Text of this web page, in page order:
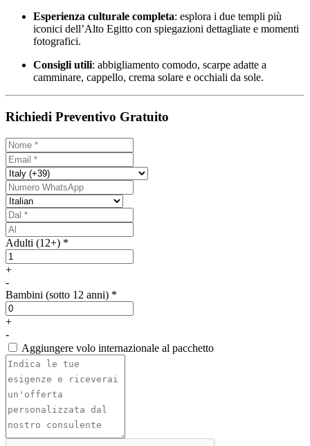
Esperienza culturale completa: esplora i due templi più
iconici dell’Alto Egitto con spiegazioni dettagliate e momenti
fotografici.
Consigli utili: abbigliamento comodo, scarpe adatte a
camminare, cappello, crema solare e occhiali da sole.
Richiedi Preventivo Gratuito
Adulti (12+) *
+
-
Bambini (sotto 12 anni) *
+
-
Aggiungere volo internazionale al pacchetto